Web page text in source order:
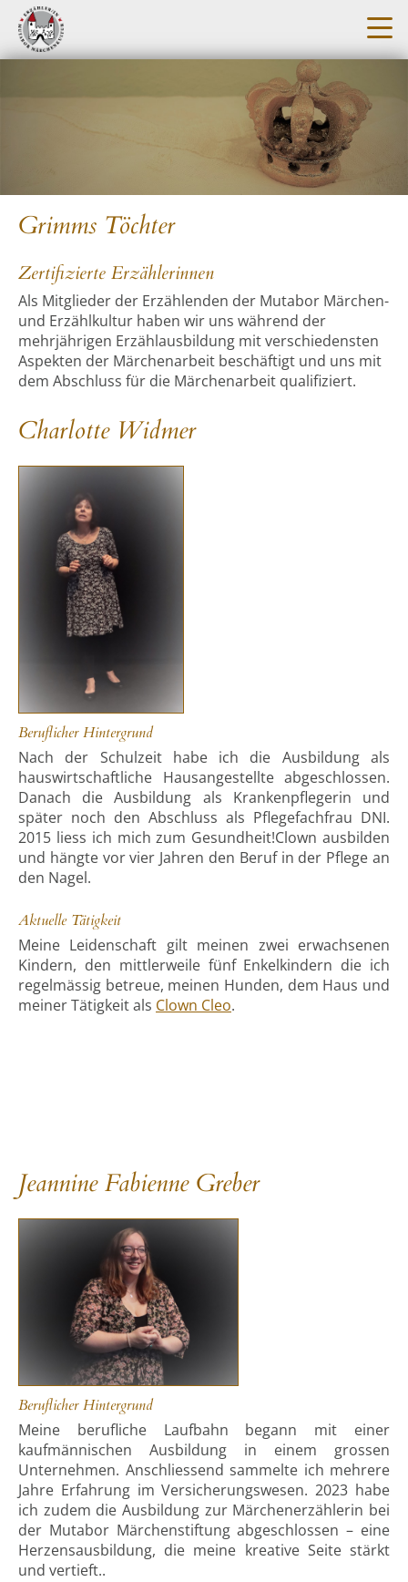
Grimms Töchter
Zertifizierte Erzählerinnen
Als Mitglieder der Erzählenden der Mutabor Märchen-
und Erzählkultur haben wir uns während der
mehrjährigen Erzählausbildung mit verschiedensten
Aspekten der Märchenarbeit beschäftigt und uns mit
dem Abschluss für die Märchenarbeit qualifiziert.
Charlotte Widmer
Beruflicher Hintergrund
Nach der Schulzeit habe ich die Ausbildung als
hauswirtschaftliche Hausangestellte abgeschlossen.
Danach die Ausbildung als Krankenpflegerin und
später noch den Abschluss als Pflegefachfrau DNI.
2015 liess ich mich zum Gesundheit!Clown ausbilden
und hängte vor vier Jahren den Beruf in der Pflege an
den Nagel.
Aktuelle Tätigkeit
Meine Leidenschaft gilt meinen zwei erwachsenen
Kindern, den mittlerweile fünf Enkelkindern die ich
regelmässig betreue, meinen Hunden, dem Haus und
meiner Tätigkeit als Clown Cleo.
Jeannine Fabienne Greber
Beruflicher Hintergrund
Meine berufliche Laufbahn begann mit einer
kaufmännischen Ausbildung in einem grossen
Unternehmen. Anschliessend sammelte ich mehrere
Jahre Erfahrung im Versicherungswesen. 2023 habe
ich zudem die Ausbildung zur Märchenerzählerin bei
der Mutabor Märchenstiftung abgeschlossen – eine
Herzensausbildung, die meine kreative Seite stärkt
und vertieft..